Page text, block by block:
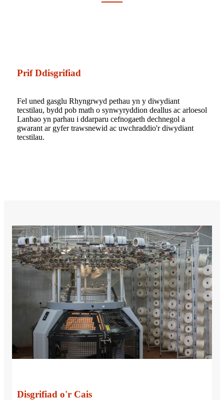
Prif Ddisgrifiad
Fel uned gasglu Rhyngrwyd pethau yn y diwydiant
tecstilau, bydd pob math o synwyryddion deallus ac arloesol
Lanbao yn parhau i ddarparu cefnogaeth dechnegol a
gwarant ar gyfer trawsnewid ac uwchraddio'r diwydiant
tecstilau.
Disgrifiad o'r Cais